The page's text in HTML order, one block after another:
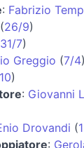
: Fabrizio
(26/9)
31/7)
Greggio (7/4)
)
: Giovanni
Drovandi (
: